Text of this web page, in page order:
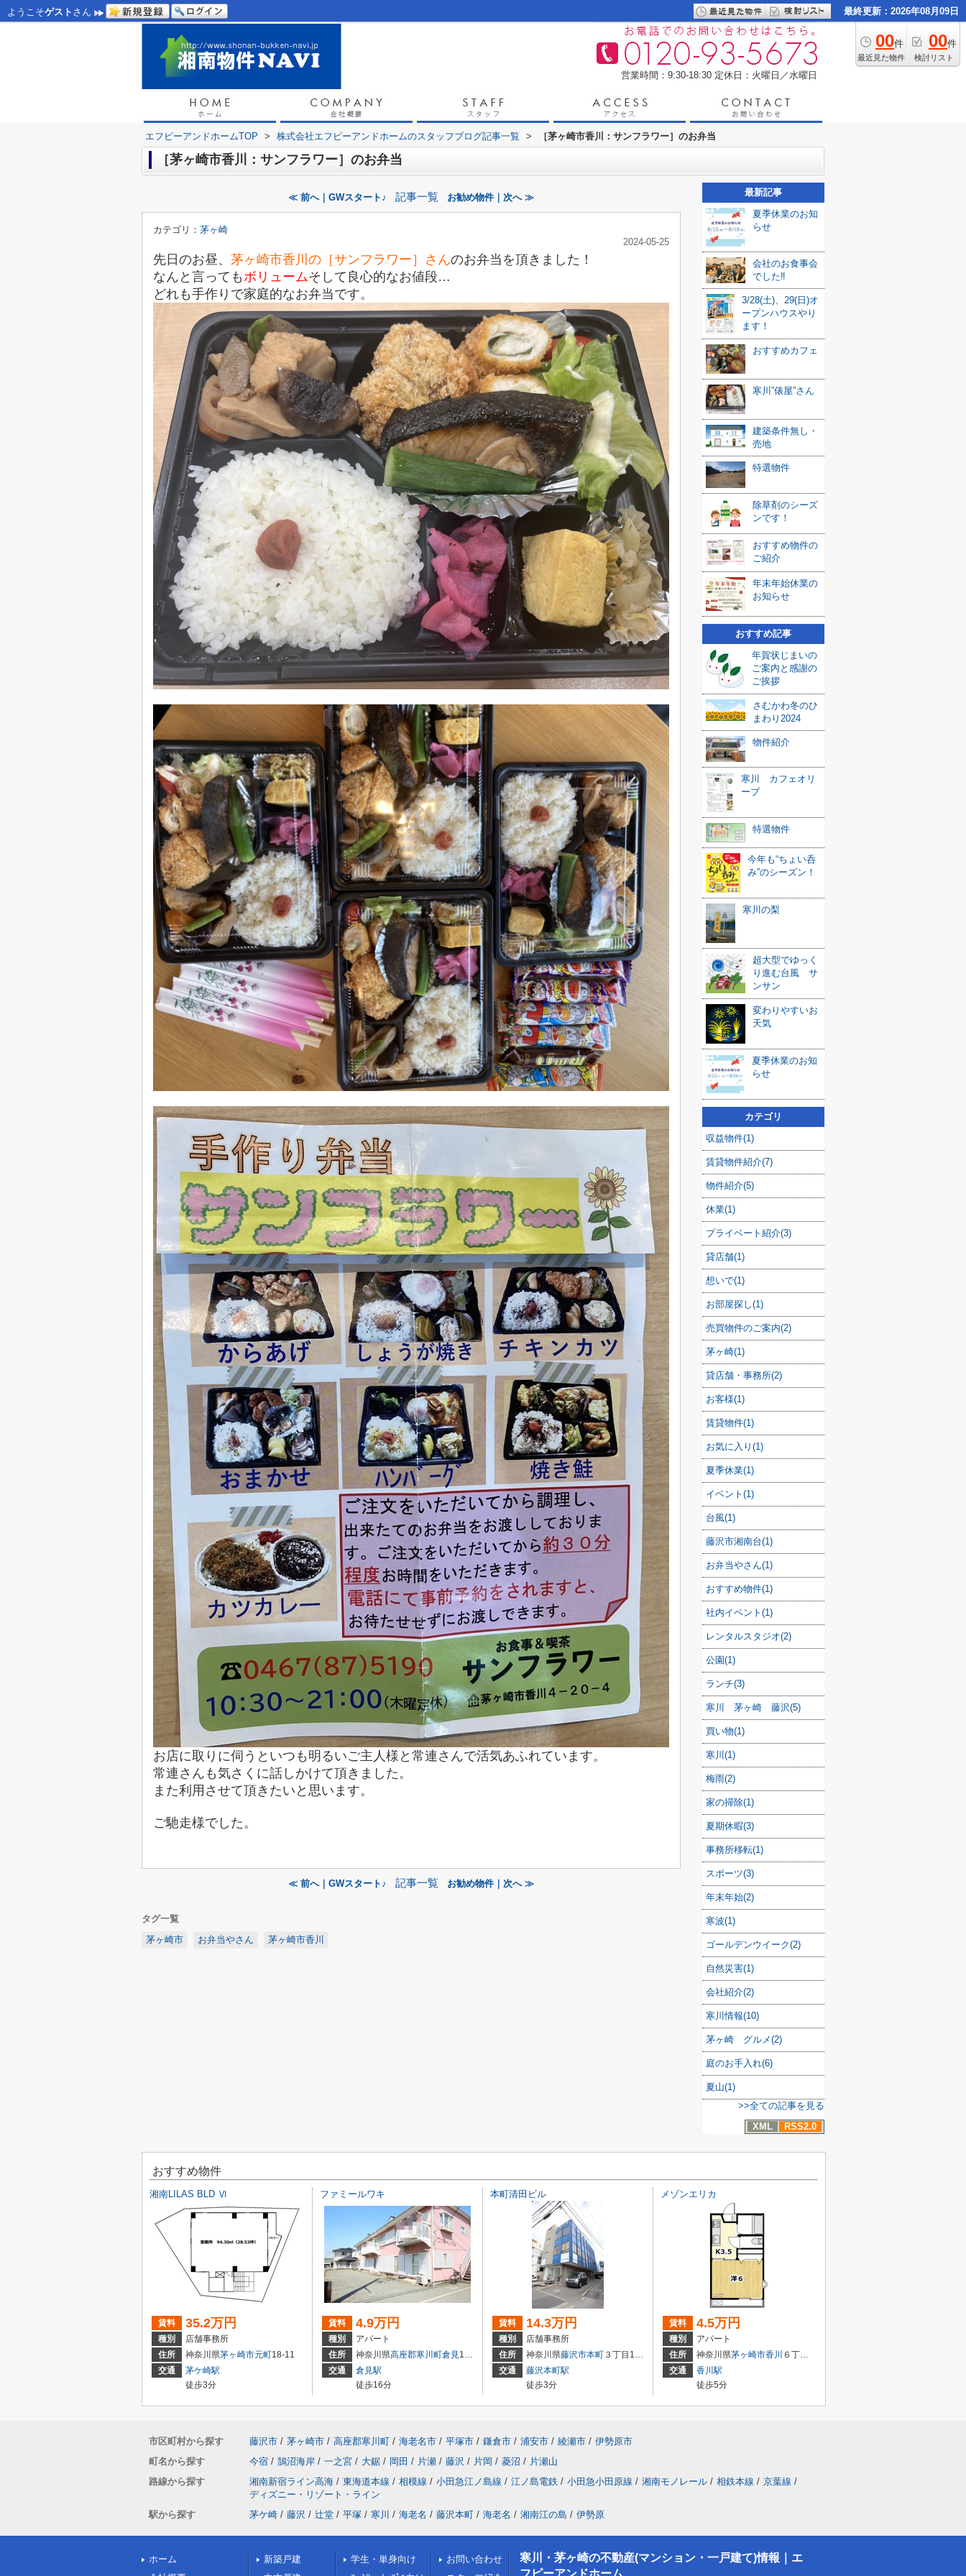
ようこそゲスト さん 最終更新：2026年08月09日
00件
最近見た物件
00件
検討リスト
営業時間：9:30-18:30 定休日：火曜日／水曜日
エフピーアンドホームTOP > 株式会社エフピーアンドホームのスタッフブログ記事一覧 > ［茅ヶ崎市香川：サンフラワー］のお弁当
［茅ヶ崎市香川：サンフラワー］のお弁当
≪ 前へ｜GWスタート♪ 記事一覧 お勧め物件｜次へ ≫
カテゴリ： 茅ヶ崎
2024-05-25
先日のお昼、 茅ヶ崎市香川の［サンフラワー］さんのお弁当を頂きました！
なんと言ってもボリュームそして良心的なお値段…
どれも手作りで家庭的なお弁当です。
お店に取りに伺うといつも明るいご主人様と常連さんで活気あふれています。
常連さんも気さくに話し かけて頂きました。
また利用させて頂きたいと思います。
ご馳走様でした。
≪ 前へ｜GWスタート♪ 記事一覧 お勧め物件｜次へ ≫
タグ一覧
茅ヶ崎市
お弁当やさん 茅ヶ崎市香川
最新記事
夏季休業のお知
らせ
会社のお食事会
でした‼
3/28(土)、29(日)オ
ープンハウスやり
ます！
おすすめカフェ
寒川”俵屋”さん
建築条件無し・
売地
特選物件
除草剤のシーズ
ンです！
おすすめ物件の
ご紹介
年末年始休業の
お知らせ
おすすめ記事
年賀状じまいの
ご案内と感謝の
ご挨拶
さむかわ冬のひ
まわり2024
物件紹介
寒川 カフェオリ
ーブ
特選物件
今年も“ちょい呑
み”のシーズン！
寒川の梨
超大型でゆっく
り進む台風 サ
ンサン
変わりやすいお
天気
夏季休業のお知
らせ
カテゴリ
収益物件(1)
賃貸物件紹介(7)
物件紹介(5)
休業(1)
プライベート紹介(3)
貸店舗(1)
想いで(1)
お部屋探し(1)
売買物件のご案内(2)
茅ヶ崎(1)
貸店舗・事務所(2)
お客様(1)
賃貸物件(1)
お気に入り(1)
夏季休業(1)
イベント(1)
台風(1)
藤沢市湘南台(1)
お弁当やさん(1)
おすすめ物件(1)
社内イベント(1)
レンタルスタジオ(2)
公園(1)
ランチ(3)
寒川 茅ヶ崎 藤沢(5)
買い物(1)
寒川(1)
梅雨(2)
家の掃除(1)
夏期休暇(3)
事務所移転(1)
スポーツ(3)
年末年始(2)
寒波(1)
ゴールデンウイーク(2)
自然災害(1)
会社紹介(2)
寒川情報(10)
茅ヶ崎 グルメ(2)
庭のお手入れ(6)
夏山(1)
>>全ての記事を見る
XML
RSS2.0
おすすめ物件
湘南LILAS BLD Ⅵ
賃料 35.2万円
種別
店舗事務所
住所
神奈川県茅ヶ崎市元町18-11
交通
茅ケ崎駅
徒歩3分
ファミールワキ
賃料 4.9万円
種別
アパート
住所
神奈川県高座郡寒川町倉見 1939-1
交通
倉見駅
徒歩16分
本町清田ビル
賃料 14.3万円
種別
店舗事務所
住所
神奈川県藤沢市本町 ３丁目17-16
交通
藤沢本町駅
徒歩3分
メゾンエリカ
賃料 4.5万円
種別
アパート
住所
神奈川県茅ヶ崎市香川 ６丁目16-4
交通
香川駅
徒歩5分
市区町村から探す 藤沢市 / 茅ヶ崎市 / 高座郡寒川町 / 海老名市 / 平塚市 / 鎌倉市 / 浦安市 / 綾瀬市 / 伊勢原市
町名から探す
今宿 / 鵠沼海岸 / 一之宮 / 大鋸 / 岡田 / 片瀬 / 藤沢 / 片岡 / 菱沼 / 片瀬山
路線から探す
湘南新宿ライン高海 / 東海道本線 / 相模線 / 小田急江ノ島線 / 江ノ島電鉄 / 小田急小田原線 / 湘南モノレール / 相鉄本線 / 京葉線 /
ディズニー・リゾート・ライン
駅から探す
茅ケ崎 / 藤沢 / 辻堂 / 平塚 / 寒川 / 海老名 / 藤沢本町 / 海老名 / 湘南江の島 / 伊勢原
ホーム
新築戸建
学生・単身向け
お問い合わせ
寒川・茅ヶ崎の不動産(マンション・一戸建て)情報｜エ
フピーアンドホーム